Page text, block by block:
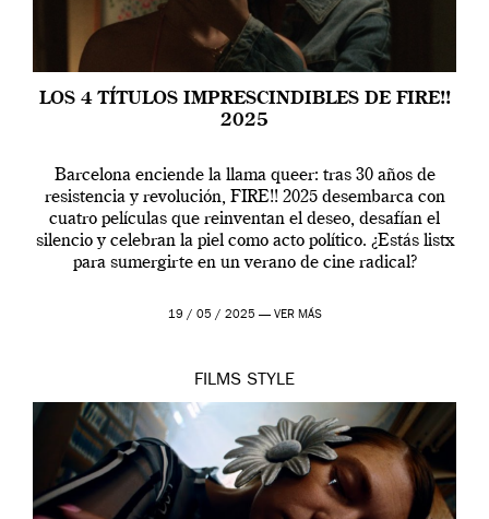
LOS 4 TÍTULOS IMPRESCINDIBLES DE FIRE!!
2025
Barcelona enciende la llama queer: tras 30 años de
resistencia y revolución, FIRE!! 2025 desembarca con
cuatro películas que reinventan el deseo, desafían el
silencio y celebran la piel como acto político. ¿Estás listx
para sumergirte en un verano de cine radical?
19 / 05 / 2025 — VER MÁS
FILMS STYLE